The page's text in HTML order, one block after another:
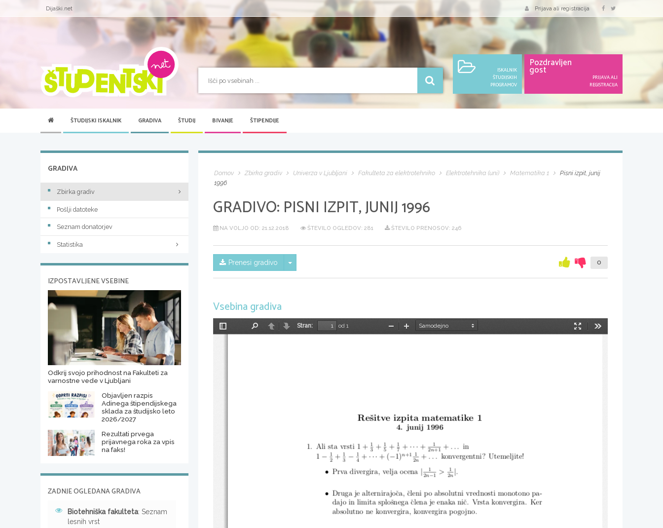
Dijaški.net Prijava ali registracija
ISKALNIK
ŠTUDIJSKIH
PROGRAMOV
Pozdravljen
gost
PRIJAVA ALI
REGISTRACIJA
ŠTUDIJSKI ISKALNIK GRADIVA ŠTUDIJ BIVANJE ŠTIPENDIJE
Domov Zbirka gradiv Univerza v Ljubljani Fakulteta za elektrotehniko Elektrotehnika (uni) Matematika 1
Pisni izpit, junij
1996
GRADIVO: PISNI IZPIT, JUNIJ 1996
NA VOLJO OD: 21.12.2018 ŠTEVILO OGLEDOV: 281 ŠTEVILO PRENOSOV: 246
Prenesi gradivo Skrij/prikaži meni 0
Vsebina gradiva
Preklopi
NazajNaprej
Stran:
od 1
Način
PomanjšajPovečaj
Reˇsitve izpita matematike 1
4.  junij 1996
1.  Ali sta vrsti 1 +
1
3 +
1
5 +
1
7 + ··· +
1
2n+1 + ... in
1 −
1
2 +
1
3
−
1
4 + ··· + (− 1)n+1
1
2n + ... konvergentni?  Utemeljite!
•
Prva divergira, velja ocena
1
2n− 1 >
1
2n .
•
Druga je alternirajoˇca, ˇcleni po absolutni vrednosti monotono pa-
dajo in limita sploˇsnega ˇclena je enaka niˇc.  Vrsta konvergira.  Ker
absolutno ne konvergira, konvergira pogojno.
GRADIVA
Zbirka gradiv
Pošlji datoteke
Seznam donatorjev
Statistika
IZPOSTAVLJENE VSEBINE
Odkrij svojo prihodnost na Fakulteti za
varnostne vede v Ljubljani
Objavljen razpis
Adinega štipendijskega
sklada za študijsko leto
2026/2027
Rezultati prvega
prijavnega roka za vpis
na faks!
ZADNJE OGLEDANA GRADIVA
Biotehniška fakulteta: Seznam
lesnih vrst